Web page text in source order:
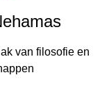
van filosofie en